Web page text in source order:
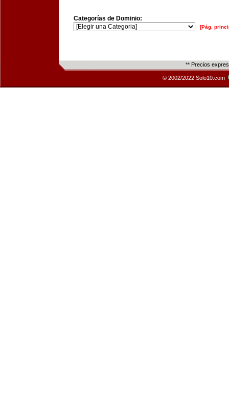
Categorías de Dominio:
[Pág.
** Precios
© 2002/2022 Solo10.com